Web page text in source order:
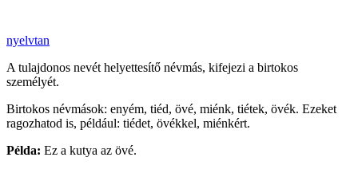
nyelvtan
A tulajdonos nevét helyettesítő névmás, kifejezi a birtokos
személyét.
Birtokos névmások: enyém, tiéd, övé, miénk, tiétek, övék. Ezeket
ragozhatod is, például: tiédet, övékkel, miénkért.
Példa: Ez a kutya az övé.